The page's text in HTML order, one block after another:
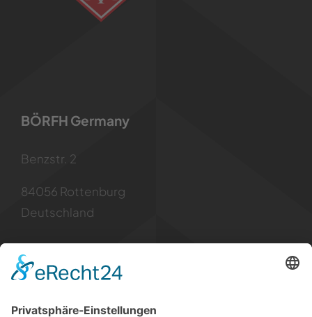
BÖRFH Germany
Benzstr. 2
84056 Rottenburg
Deutschland
Kontakt
Mail: info [at] borfh.de